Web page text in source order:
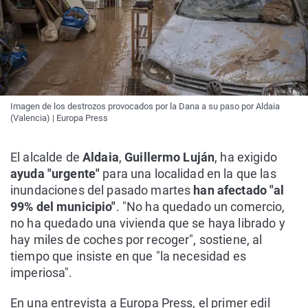
Imagen de los destrozos provocados por la Dana a su paso por Aldaia
(Valencia) | Europa Press
El alcalde de Aldaia,Guillermo Luján, ha exigido
ayuda "urgente" para una localidad en la que las
inundaciones del pasado martes han afectado "al
99% del municipio". "No ha quedado un comercio,
no ha quedado una vivienda que se haya librado y
hay miles de coches por recoger", sostiene, al
tiempo que insiste en que "la necesidad es
imperiosa".
En una entrevista a Europa Press, el primer edil